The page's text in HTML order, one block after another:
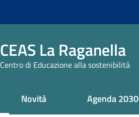
CEAS La Raganella
Centro di Educazione alla sostenibilità
Novità Agenda 2030